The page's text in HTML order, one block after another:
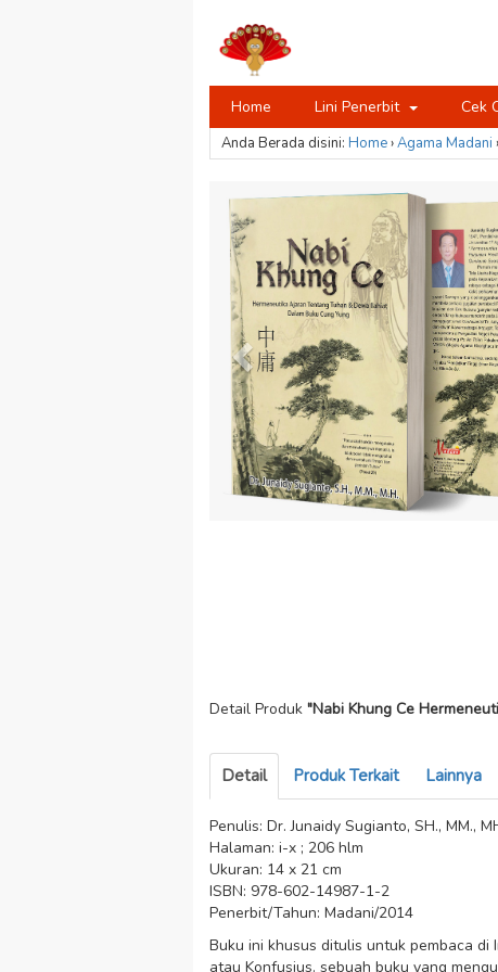
Home Lini Penerbit Cek
Anda Berada disini: Home›Agama Madani ›
Detail Produk "Nabi Khung Ce
Detail Produk Terkait Lainnya
Penulis: Dr. Junaidy Sugianto, SH., MM.,
Halaman: i-x ; 206 hlm
Ukuran: 14 x 21 cm
ISBN: 978-602-14987-1-2
Penerbit/Tahun: Madani/2014
Buku ini khusus ditulis untuk pembaca di
atau Konfusius. sebuah buku yang